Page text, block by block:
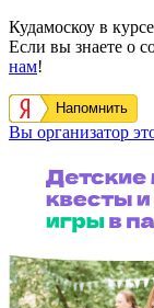
Кудамоскоу в
Если вы знаете о
нам!
Напомнить
Вы организатор